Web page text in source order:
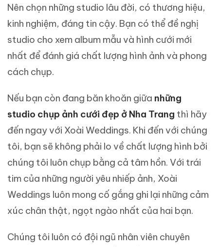
Nên chọn những studio lâu đời, có thương hiệu,
kinh nghiệm, đáng tin cậy. Bạn có thể đề nghị
studio cho xem album mẫu và hình cưới mới
nhất để đánh giá chất lượng hình ảnh và phong
cách chụp.
Nếu bạn còn đang băn khoăn giữa những
studio chụp ảnh cưới đẹp ở Nha Trang thì hãy
đến ngay với Xoài Weddings. Khi đến với chúng
tôi, bạn sẽ không phải lo về chất lượng hình bởi
chúng tôi luôn chụp bằng cả tâm hồn. Với trái
tim của những người yêu nhiếp ảnh, Xoài
Weddings luôn mong cố gắng ghi lại những cảm
xúc chân thật, ngọt ngào nhất của hai bạn.
Chúng tôi luôn có đội ngũ nhân viên chuyên